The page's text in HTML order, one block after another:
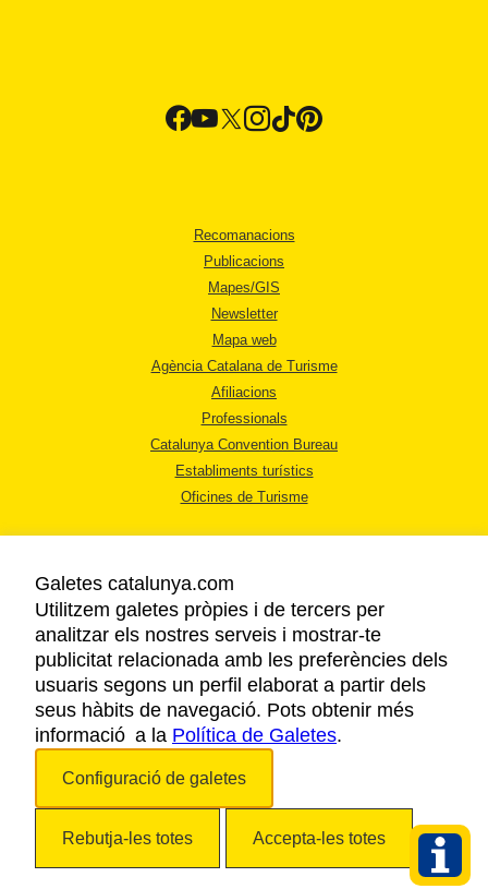
Recomanacions
Publicacions
Mapes/GIS
Newsletter
Mapa web
Agència Catalana de Turisme
Afiliacions
Professionals
Catalunya Convention Bureau
Establiments turístics
Oficines de Turisme
AVÍS LEGAL
POLÍTICA DE PRIVACITAT
COOKIES
ACCESSIBILITAT
Galetes catalunya.com
Utilitzem galetes pròpies i de tercers per
analitzar els nostres serveis i mostrar-te
publicitat relacionada amb les preferències dels
usuaris segons un perfil elaborat a partir dels
seus hàbits de navegació. Pots obtenir més
informació a la Política de Galetes.
Configuració de galetes
Rebutja-les totes Accepta-les totes